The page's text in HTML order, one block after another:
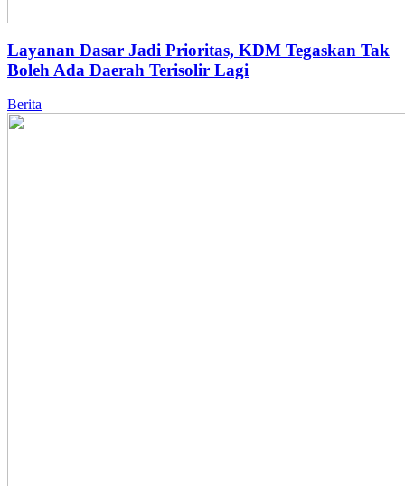
Layanan Dasar Jadi Prioritas, KDM Tegaskan Tak
Boleh Ada Daerah Terisolir Lagi
Berita